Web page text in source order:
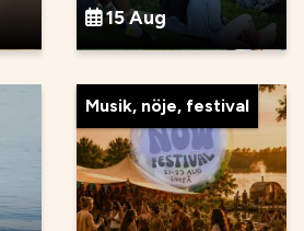
15 Aug
Musik, nöje, festival